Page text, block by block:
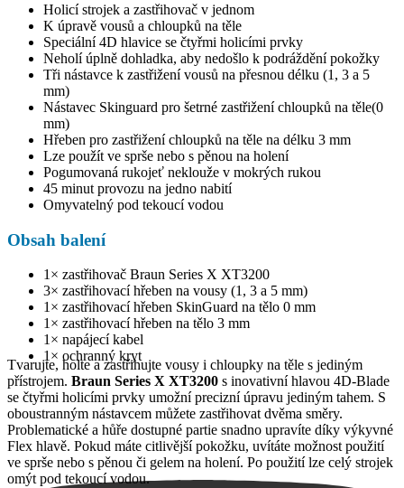
Holicí strojek a zastřihovač v jednom
K úpravě vousů a chloupků na těle
Speciální 4D hlavice se čtyřmi holicími prvky
Neholí úplně dohladka, aby nedošlo k podráždění pokožky
Tři nástavce k zastřižení vousů na přesnou délku (1, 3 a 5
mm)
Nástavec Skinguard pro šetrné zastřižení chloupků na těle(0
mm)
Hřeben pro zastřižení chloupků na těle na délku 3 mm
Lze použít ve sprše nebo s pěnou na holení
Pogumovaná rukojeť neklouže v mokrých rukou
45 minut provozu na jedno nabití
Omyvatelný pod tekoucí vodou
Obsah balení
1× zastřihovač Braun Series X XT3200
3× zastřihovací hřeben na vousy (1, 3 a 5 mm)
1× zastřihovací hřeben SkinGuard na tělo 0 mm
1× zastřihovací hřeben na tělo 3 mm
1× napájecí kabel
1× ochranný kryt
Tvarujte, holte a zastřihujte vousy i chloupky na těle s jediným
přístrojem. Braun Series X XT3200 s inovativní hlavou 4D-Blade
se čtyřmi holicími prvky umožní precizní úpravu jediným tahem. S
oboustranným nástavcem můžete zastřihovat dvěma směry.
Problematické a hůře dostupné partie snadno upravíte díky výkyvné
Flex hlavě. Pokud máte citlivější pokožku, uvítáte možnost použití
ve sprše nebo s pěnou či gelem na holení. Po použití lze celý strojek
omýt pod tekoucí vodou.